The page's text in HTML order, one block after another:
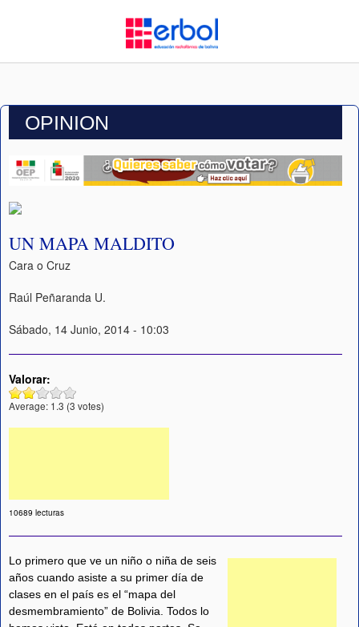
OPINION
UN MAPA MALDITO
Cara o Cruz
Raúl Peñaranda U.
Sábado, 14 Junio, 2014 - 10:03
Valorar:
Average: 1.3 (3 votes)
10689 lecturas
Lo primero que ve un niño o niña de seis
años cuando asiste a su primer día de
clases en el país es el “mapa del
desmembramiento” de Bolivia. Todos lo